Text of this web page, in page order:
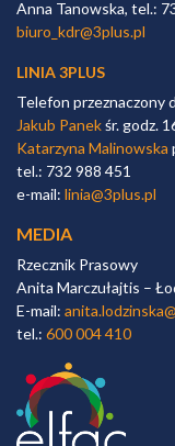
Anna Tanowska, tel.:
biuro_kdr@3plus.pl
LINIA 3PLUS
Telefon przeznaczony
Jakub Panekśr. godz.
Katarzyna Malinowska
tel.: 732 988 451
e-mail: linia@3plus.pl
MEDIA
Rzecznik Prasowy
Anita Marczułajtis –
E-mail:
tel.: 600 004 410